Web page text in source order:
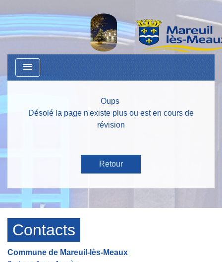
menu
Oups
Désolé la page n'existe plus ou est en cours de
révision
Retour
Contacts
Commune de Mareuil-lès-Meaux